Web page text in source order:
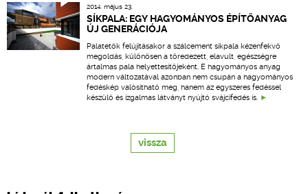
2014. május 23.
SÍKPALA: EGY HAGYOMÁNYOS ÉPÍTŐANYAG
ÚJ GENERÁCIÓJA
Palatetők felújításakor a szálcement síkpala kézenfekvő
megoldás, különösen a töredezett, elavult, egészségre
ártalmas pala helyettesítőjeként. E hagyományos anyag
modern változatával azonban nem csupán a hagyományos
fedéskép valósítható meg, hanem az egyszeres fedéssel
készülő és izgalmas látványt nyújtó svájcifedés is.
vissza